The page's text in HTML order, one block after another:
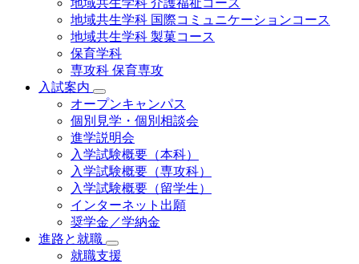
地域共生学科 国際コミュニケーションコース
地域共⽣学科 製菓コース
保育学科
専攻科 保育専攻
入試案内
オープンキャンパス
個別⾒学・個別相談会
進学説明会
入学試験概要（本科）
入学試験概要（専攻科）
入学試験概要（留学生）
インターネット出願
奨学金／学納金
進路と就職
就職支援